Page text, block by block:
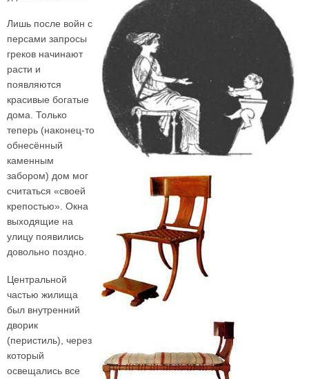
Лишь после войн с
персами запросы
греков начинают
расти и
появляются
красивые богатые
дома. Только
теперь (наконец-то
обнесённый
каменным
забором) дом мог
считаться «своей
крепостью». Окна
выходящие на
улицу появились
довольно поздно.
Центральной
частью жилища
был внутренний
дворик
(перистиль), через
который
освещались все